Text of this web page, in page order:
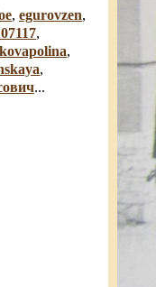
, egurovzen,
,
,
,
...